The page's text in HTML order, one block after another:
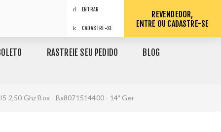
ENTRAR
CADASTRE-SE
REVENDEDOR,
ENTRE OU CADASTRE-SE
RASTREIE SEU PEDIDO BLOG
2,50 Ghz Box - Bx8071514400 - 14ª Ger